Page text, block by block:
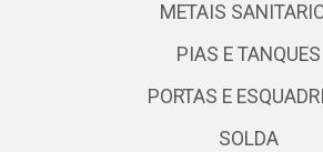
METAIS
PIAS E TANQUES
PORTAS E
SOLDA